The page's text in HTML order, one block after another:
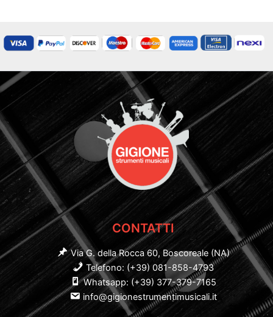
CONTATTI
Via G. della Rocca 60, Boscoreale (NA)
Telefono: (+39) 081-858-4793
Whatsapp: (+39) 377-379-7165
info@gigionestrumentimusicali.it